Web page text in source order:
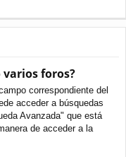
varios foros?
correspondiente del
acceder a búsquedas
Avanzada" que está
de acceder a la